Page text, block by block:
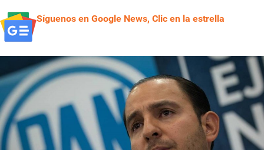
Síguenos en Google News, Clic en la estrella